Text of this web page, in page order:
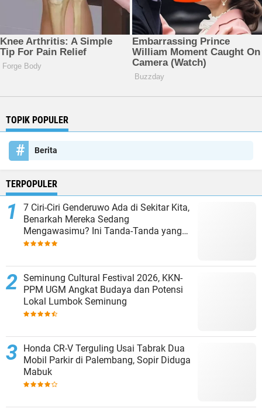
TOPIK POPULER
Berita
TERPOPULER
7 Ciri-Ciri Genderuwo Ada di Sekitar Kita,
Benarkah Mereka Sedang
Mengawasimu? Ini Tanda-Tanda yang
Sering Diabaikan
Seminung Cultural Festival 2026, KKN-
PPM UGM Angkat Budaya dan Potensi
Lokal Lumbok Seminung
Honda CR-V Terguling Usai Tabrak Dua
Mobil Parkir di Palembang, Sopir Diduga
Mabuk